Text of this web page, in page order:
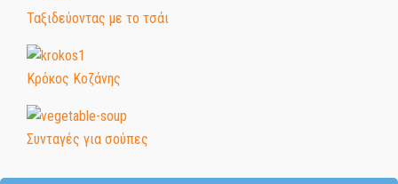
Ταξιδεύοντας με το τσάι
Κρόκος Κοζάνης
Συνταγές για σούπες